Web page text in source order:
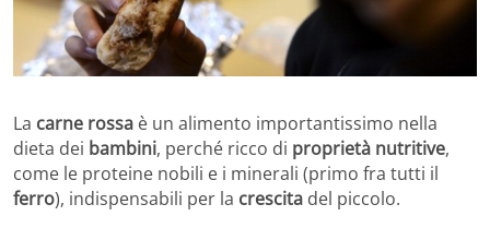
La carne rossa è un alimento importantissimo nella
dieta dei bambini, perché ricco di proprietà nutritive,
come le proteine nobili e i minerali (primo fra tutti il
ferro), indispensabili per la crescita del piccolo.